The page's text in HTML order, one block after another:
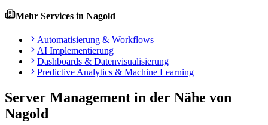
Mehr Services in Nagold
Automatisierung & Workflows
AI Implementierung
Dashboards & Datenvisualisierung
Predictive Analytics & Machine Learning
Server Management in der Nähe von
Nagold